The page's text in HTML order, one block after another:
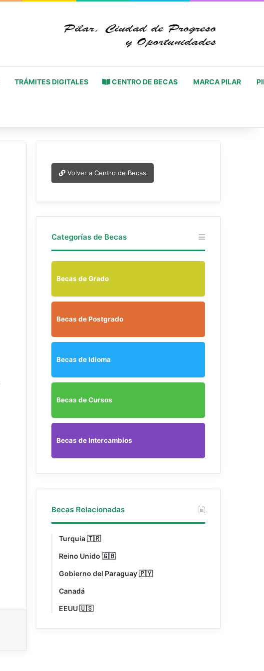
TRÁMITES DIGITALES CENTRO DE BECAS MARCA PILAR
Volver a Centro de Becas
Categorías de Becas
Becas de Grado
Becas de Postgrado
Becas de Idioma
Becas de Cursos
Becas de Intercambios
Becas Relacionadas
Turquía 🇹🇷
Reino Unido 🇬🇧
Gobierno del Paraguay 🇵🇾
Canadá
EEUU 🇺🇸